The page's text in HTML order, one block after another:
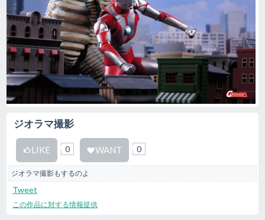
ジオラマ撮影
LIKE 0 WANT 0
ジオラマ撮影もするのよ
Tweet
この作品に対する情報提供